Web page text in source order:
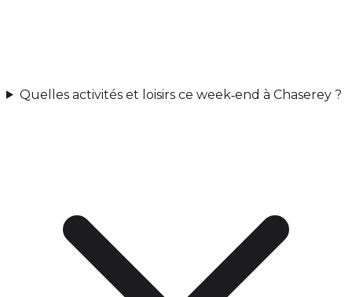
Quelles activités et loisirs ce week‑end à Chaserey ?